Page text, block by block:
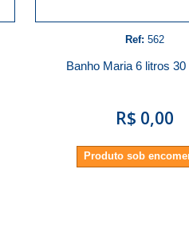
Ref: 562
Banho Maria 6 litros 30
R$ 0,00
Produto sob